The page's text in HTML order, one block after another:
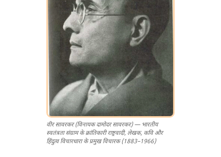
वीर सावरकर (विनायक दामोदर सावरकर) — भारतीय
स्वतंत्रता संग्राम के क्रांतिकारी राष्ट्रवादी, लेखक, कवि और
हिंदुत्व विचारधारा के प्रमुख विचारक (1883–1966)